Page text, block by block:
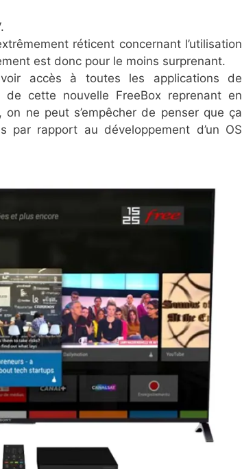
réticent concernant l’utilisation
est donc pour le moins surprenant.
accès à toutes les applications de
de cette nouvelle FreeBox reprenant en
ne peut s’empêcher de penser que ça
par rapport au développement d’un OS